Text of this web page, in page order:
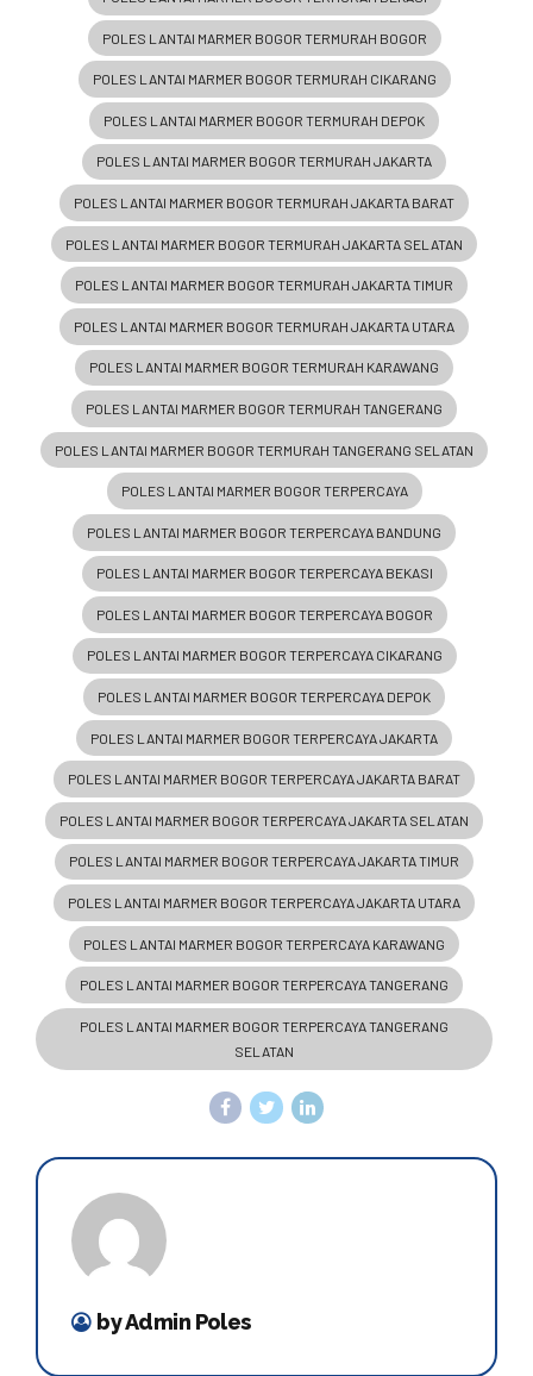
POLES LANTAI MARMER BOGOR TERMURAH BOGOR
POLES LANTAI MARMER BOGOR TERMURAH CIKARANG
POLES LANTAI MARMER BOGOR TERMURAH DEPOK
POLES LANTAI MARMER BOGOR TERMURAH JAKARTA
POLES LANTAI MARMER BOGOR TERMURAH JAKARTA BARAT
POLES LANTAI MARMER BOGOR TERMURAH JAKARTA SELATAN
POLES LANTAI MARMER BOGOR TERMURAH JAKARTA TIMUR
POLES LANTAI MARMER BOGOR TERMURAH JAKARTA UTARA
POLES LANTAI MARMER BOGOR TERMURAH KARAWANG
POLES LANTAI MARMER BOGOR TERMURAH TANGERANG
POLES LANTAI MARMER BOGOR TERMURAH TANGERANG SELATAN
POLES LANTAI MARMER BOGOR TERPERCAYA
POLES LANTAI MARMER BOGOR TERPERCAYA BANDUNG
POLES LANTAI MARMER BOGOR TERPERCAYA BEKASI
POLES LANTAI MARMER BOGOR TERPERCAYA BOGOR
POLES LANTAI MARMER BOGOR TERPERCAYA CIKARANG
POLES LANTAI MARMER BOGOR TERPERCAYA DEPOK
POLES LANTAI MARMER BOGOR TERPERCAYA JAKARTA
POLES LANTAI MARMER BOGOR TERPERCAYA JAKARTA BARAT
POLES LANTAI MARMER BOGOR TERPERCAYA JAKARTA SELATAN
POLES LANTAI MARMER BOGOR TERPERCAYA JAKARTA TIMUR
POLES LANTAI MARMER BOGOR TERPERCAYA JAKARTA UTARA
POLES LANTAI MARMER BOGOR TERPERCAYA KARAWANG
POLES LANTAI MARMER BOGOR TERPERCAYA TANGERANG
POLES LANTAI MARMER BOGOR TERPERCAYA TANGERANG
SELATAN
by Admin Poles